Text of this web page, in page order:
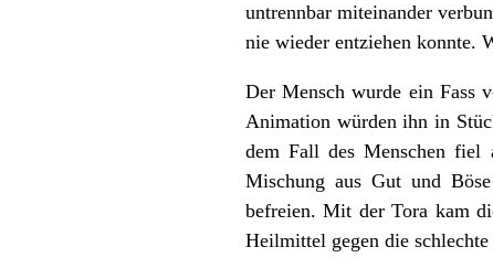
untrennbar miteinander
nie wieder entziehen konnte.
Der Mensch wurde ein Fass
Animation würden ihn in
dem Fall des Menschen fiel
Mischung aus Gut und
befreien. Mit der Tora kam
Heilmittel gegen die